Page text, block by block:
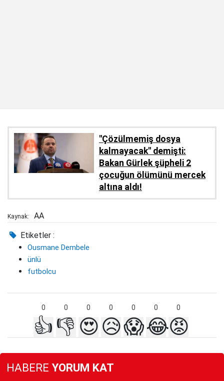
''Çözülmemiş dosya
kalmayacak'' demişti:
Bakan Gürlek şüpheli 2
çocuğun ölümünü mercek
altına aldı!
Kaynak: AA
Etiketler :
Ousmane Dembele
ünlü
futbolcu
0 0 0 0 0 0 0
👍 👎 😍😥😱😂😡
HABERE YORUM KAT